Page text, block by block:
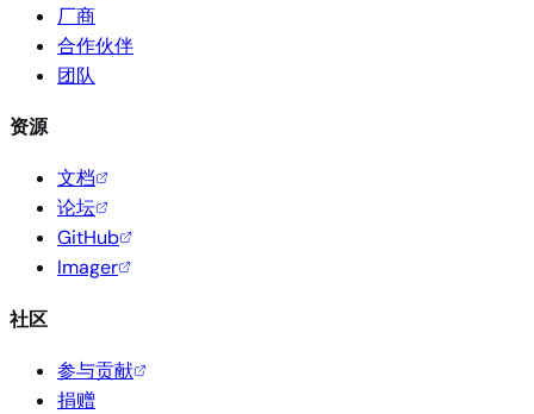
厂商
合作伙伴
团队
资源
文档
论坛
GitHub
Imager
社区
参与贡献
捐赠